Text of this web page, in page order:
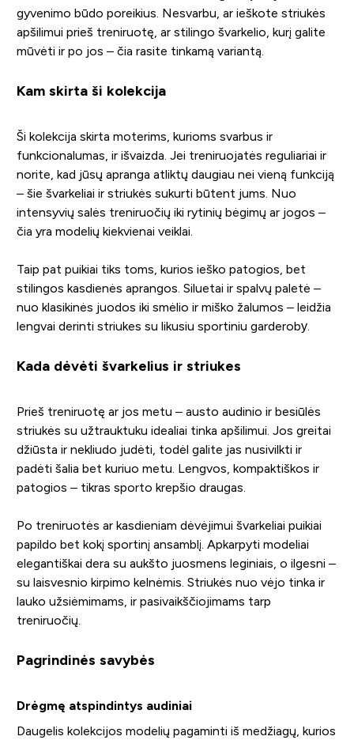
gyvenimo būdo poreikius. Nesvarbu, ar ieškote striukės
apšilimui prieš treniruotę, ar stilingo švarkelio, kurį galite
mūvėti ir po jos – čia rasite tinkamą variantą.
Kam skirta ši kolekcija
Ši kolekcija skirta moterims, kurioms svarbus ir
funkcionalumas, ir išvaizda. Jei treniruojatės reguliariai ir
norite, kad jūsų apranga atliktų daugiau nei vieną funkciją
– šie švarkeliai ir striukės sukurti būtent jums. Nuo
intensyvių salės treniruočių iki rytinių bėgimų ar jogos –
čia yra modelių kiekvienai veiklai.
Taip pat puikiai tiks toms, kurios ieško patogios, bet
stilingos kasdienės aprangos. Siluetai ir spalvų paletė –
nuo klasikinės juodos iki smėlio ir miško žalumos – leidžia
lengvai derinti striukes su likusiu sportiniu garderobу.
Kada dėvėti švarkelius ir striukes
Prieš treniruotę ar jos metu – austo audinio ir besiūlės
striukės su užtrauktuku idealiai tinka apšilimui. Jos greitai
džiūsta ir nekliudo judėti, todėl galite jas nusivilkti ir
padėti šalia bet kuriuo metu. Lengvos, kompaktiškos ir
patogios – tikras sporto krepšio draugas.
Po treniruotės ar kasdieniam dėvėjimui švarkeliai puikiai
papildo bet kokį sportinį ansamblį. Apkarpyti modeliai
elegantiškai dera su aukšto juosmens leginiais, o ilgesni –
su laisvesnio kirpimo kelnėmis. Striukės nuo vėjo tinka ir
lauko užsiėmimams, ir pasivaikščiojimams tarp
treniruočių.
Pagrindinės savybės
Drėgmę atspindintys audiniai
Daugelis kolekcijos modelių pagaminti iš medžiagų, kurios